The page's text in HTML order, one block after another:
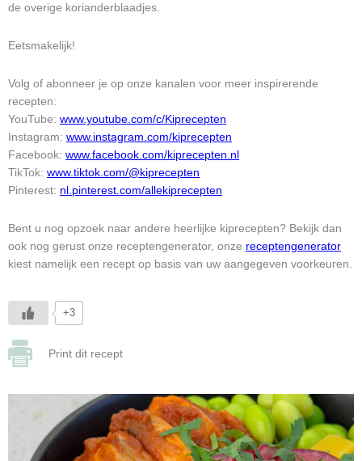
de overige korianderblaadjes.
Eetsmakelijk!
Volg of abonneer je op onze kanalen voor meer inspirerende
recepten:
YouTube: www.youtube.com/c/Kiprecepten
Instagram: www.instagram.com/kiprecepten
Facebook: www.facebook.com/kiprecepten.nl
TikTok: www.tiktok.com/@kiprecepten
Pinterest: nl.pinterest.com/allekiprecepten
Bent u nog opzoek naar andere heerlijke kiprecepten? Bekijk dan
ook nog gerust onze receptengenerator, onze receptengenerator
kiest namelijk een recept op basis van uw aangegeven voorkeuren.
+3
Print dit recept